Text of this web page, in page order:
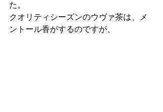
た。
クオリティシーズンのウヴァ茶は、メ
ントール香がするのですが、